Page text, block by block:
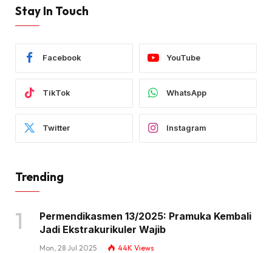
Stay In Touch
Facebook YouTube
TikTok WhatsApp
Twitter Instagram
Trending
Permendikasmen 13/2025: Pramuka Kembali
Jadi Ekstrakurikuler Wajib
Mon, 28 Jul 2025 44K Views